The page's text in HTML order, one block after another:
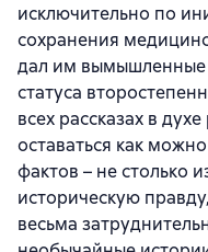
исключительно по
сохранения
дал им вымышленные
статуса
всех рассказах в
оставаться как
фактов – не столько
историческую
весьма